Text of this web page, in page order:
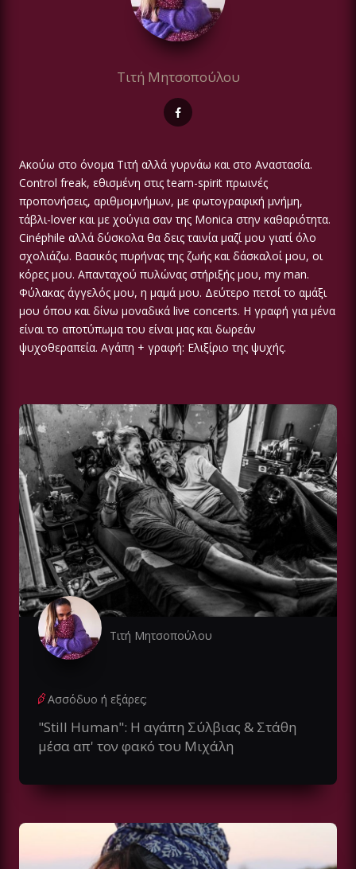
Τιτή Μητσοπούλου
Ακούω στο όνομα Τιτή αλλά γυρνάω και στο Αναστασία.
Control freak, εθισμένη στις team-spirit πρωινές
προπονήσεις, αριθμομνήμων, με φωτογραφική μνήμη,
τάβλι-lover και με χούγια σαν της Monica στην καθαριότητα.
Cinéphile αλλά δύσκολα θα δεις ταινία μαζί μου γιατί όλο
σχολιάζω. Βασικός πυρήνας της ζωής και δάσκαλοί μου, οι
κόρες μου. Απανταχού πυλώνας στήριξής μου, my man.
Φύλακας άγγελός μου, η μαμά μου. Δεύτερο πετσί το αμάξι
μου όπου και δίνω μοναδικά live concerts. Η γραφή για μένα
είναι το αποτύπωμα του είναι μας και δωρεάν
ψυχοθεραπεία. Αγάπη + γραφή: Ελιξίριο της ψυχής.
Τιτή Μητσοπούλου
Ασσόδυο ή εξάρες;
"Still Human": Η αγάπη Σύλβιας & Στάθη
μέσα απ' τον φακό του Μιχάλη